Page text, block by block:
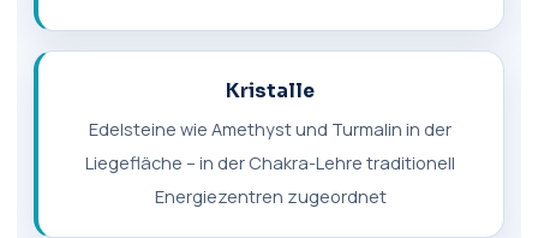
Kristalle
Edelsteine wie Amethyst und Turmalin in der
Liegefläche – in der Chakra-Lehre traditionell
Energiezentren zugeordnet